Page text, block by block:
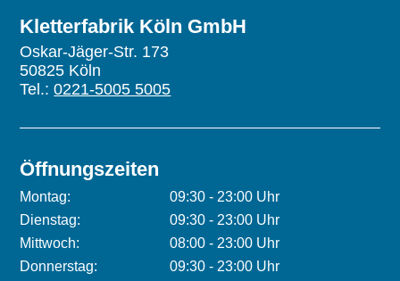
Kletterfabrik Köln GmbH
Oskar-Jäger-Str. 173
50825 Köln
Tel.:0221-5005 5005
Öffnungszeiten
Montag:
09:30 - 23:00 Uhr
Dienstag:
09:30 - 23:00 Uhr
Mittwoch:
08:00 - 23:00 Uhr
Donnerstag:
09:30 - 23:00 Uhr